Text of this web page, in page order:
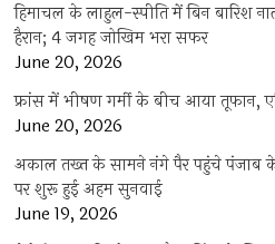
हिमाचल के लाहुल-स्पीति में बिन बारिश
हैरान; 4 जगह जोखिम भरा सफर
June 20, 2026
फ्रांस में भीषण गर्मी के बीच आया तूफान,
June 20, 2026
अकाल तख्त के सामने नंगे पैर पहुंचे पंजाब
पर शुरू हुई अहम सुनवाई
June 19, 2026